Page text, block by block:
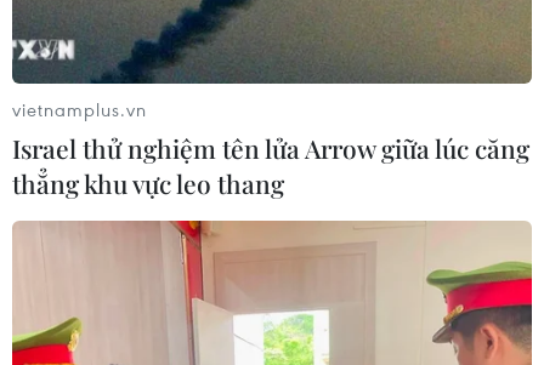
vietnamplus.vn
Israel thử nghiệm tên lửa Arrow giữa lúc căng
thẳng khu vực leo thang